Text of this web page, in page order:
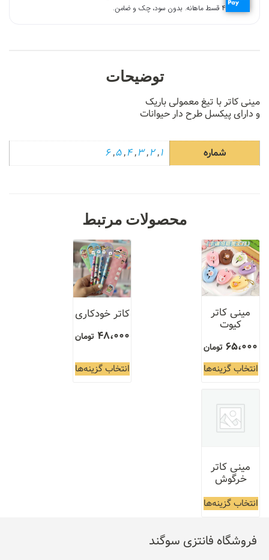
۴ قسط ماهانه. بدون سود، چک و ضامن.
توضیحات
مینی کاتر با تیغ معمولی باریک
و دارای پیکسل طرح دار حیوانات
شماره 1
,
2
,
3
,
4
,
5
,
6
محصولات مرتبط
مینی کاتر
کیوت
65،000 تومان
انتخاب گزینه‌ها
کاتر خودکاری
48،000 تومان
انتخاب گزینه‌ها
مینی کاتر
خرگوش
انتخاب گزینه‌ها
فروشگاه فانتزی سوگند